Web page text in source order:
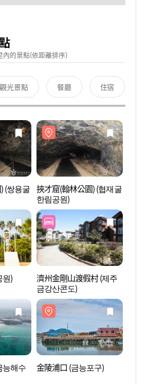
的景點(依距離排序)
觀光景點 餐廳 住宿
(쌍용굴 挾才窟(翰林公園) (협재굴
한림공원)
원)
濟州金剛山渡假村 (제주
금강산콘도)
능해수
金陵浦口 (금능포구)